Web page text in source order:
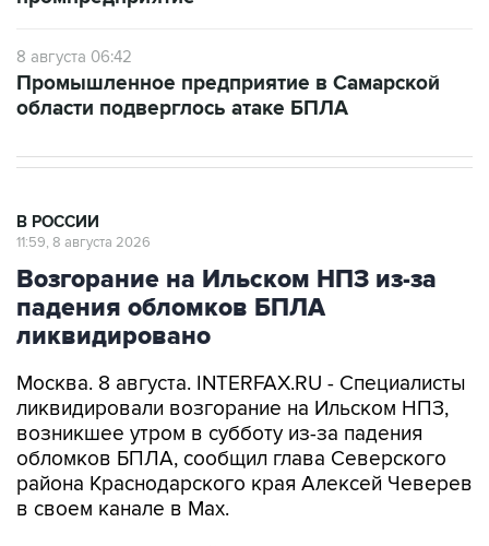
8 августа 06:42
области подверглось атаке БПЛА
Возгорание на Ильском НПЗ из-за
падения обломков БПЛА
ликвидировано
Москва. 8 августа. INTERFAX.RU - Специалисты
возникшее утром в субботу из-за падения
обломков БПЛА, сообщил глава Северского
района Краснодарского края Алексей Чеверев
в своем канале в Max.
По предварительной информации, пострадали